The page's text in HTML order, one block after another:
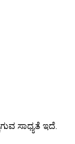
ಸಾಧ್ಯತೆ ಇದೆ.